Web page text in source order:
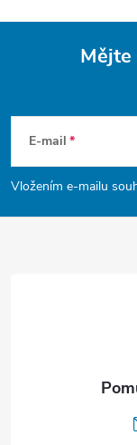
p
a
E-mail
Vložením e-mailu